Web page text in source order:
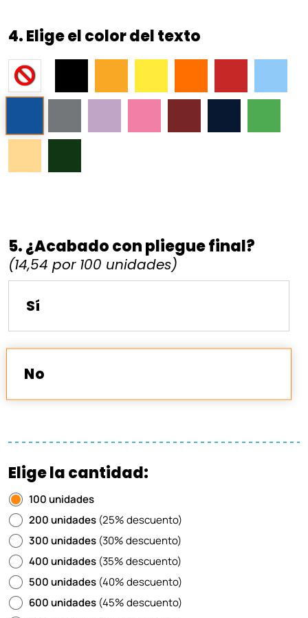
4. Elige el color del texto
5. ¿Acabado con pliegue final?
(14,54 por 100 unidades)
Sí
No
Elige la cantidad:
100 unidades
200 unidades (25% descuento)
300 unidades (30% descuento)
400 unidades (35% descuento)
500 unidades (40% descuento)
600 unidades (45% descuento)